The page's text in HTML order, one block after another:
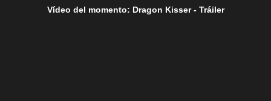
Vídeo del momento: Dragon Kisser - Tráiler